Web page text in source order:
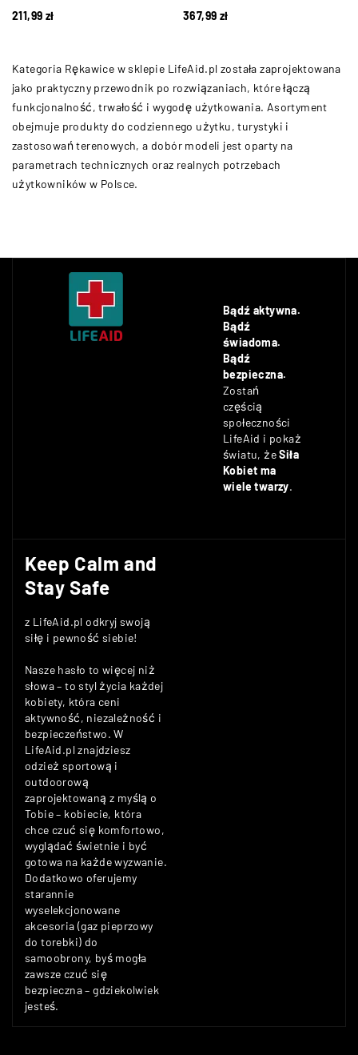
211,99 zł
367,99 zł
Kategoria Rękawice w sklepie LifeAid.pl została zaprojektowana
jako praktyczny przewodnik po rozwiązaniach, które łączą
funkcjonalność, trwałość i wygodę użytkowania. Asortyment
obejmuje produkty do codziennego użytku, turystyki i
zastosowań terenowych, a dobór modeli jest oparty na
parametrach technicznych oraz realnych potrzebach
użytkowników w Polsce.
Bądź aktywna.
Bądź
świadoma.
Bądź
bezpieczna.
Zostań
częścią
społeczności
LifeAid i pokaż
światu, żeSiła
Kobiet ma
wiele twarzy.
Keep Calm and
Stay Safe
z LifeAid.pl odkryj swoją
siłę i pewność siebie!
Nasze hasło to więcej niż
słowa – to styl życia każdej
kobiety, która ceni
aktywność, niezależność i
bezpieczeństwo. W
LifeAid.pl znajdziesz
odzież sportową i
outdoorową
zaprojektowaną z myślą o
Tobie – kobiecie, która
chce czuć się komfortowo,
wyglądać świetnie i być
gotowa na każde wyzwanie.
Dodatkowo oferujemy
starannie
wyselekcjonowane
akcesoria (gaz pieprzowy
do torebki) do
samoobrony, byś mogła
zawsze czuć się
bezpieczna – gdziekolwiek
jesteś.